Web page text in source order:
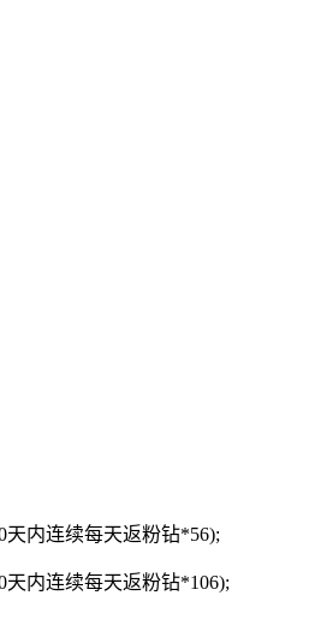
内连续每天返粉钻*56);
内连续每天返粉钻*106);